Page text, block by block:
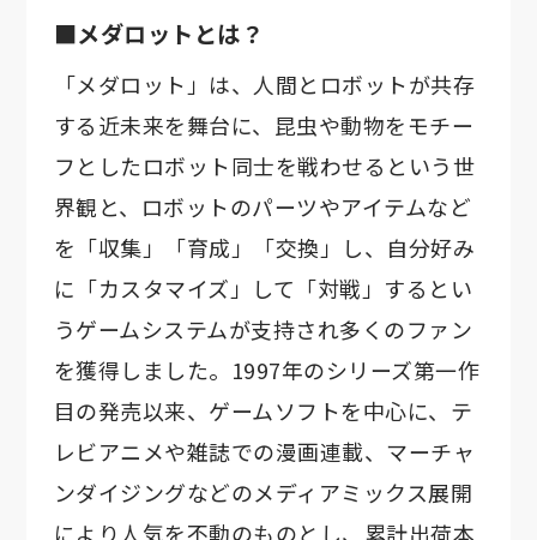
■メダロットとは？
「メダロット」は、人間とロボットが共存
する近未来を舞台に、昆虫や動物をモチー
フとしたロボット同士を戦わせるという世
界観と、ロボットのパーツやアイテムなど
を「収集」「育成」「交換」し、自分好み
に「カスタマイズ」して「対戦」するとい
うゲームシステムが支持され多くのファン
を獲得しました。1997年のシリーズ第一作
目の発売以来、ゲームソフトを中心に、テ
レビアニメや雑誌での漫画連載、マーチャ
ンダイジングなどのメディアミックス展開
により人気を不動のものとし、累計出荷本